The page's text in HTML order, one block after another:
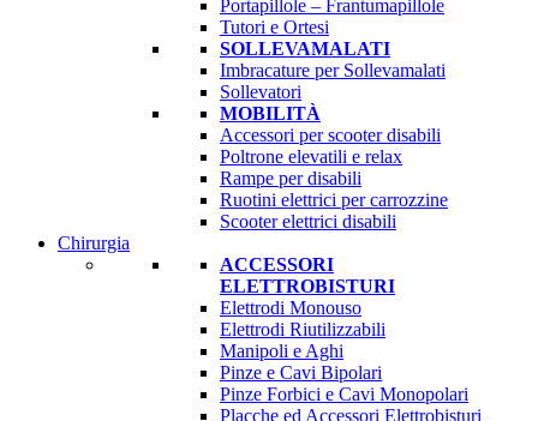
Portapillole – Frantumapillole
Tutori e Ortesi
SOLLEVAMALATI
Imbracature per Sollevamalati
Sollevatori
MOBILITÀ
Accessori per scooter disabili
Poltrone elevatili e relax
Rampe per disabili
Ruotini elettrici per carrozzine
Scooter elettrici disabili
Chirurgia
ACCESSORI
ELETTROBISTURI
Elettrodi Monouso
Elettrodi Riutilizzabili
Manipoli e Aghi
Pinze e Cavi Bipolari
Pinze Forbici e Cavi Monopolari
Placche ed Accessori Elettrobisturi